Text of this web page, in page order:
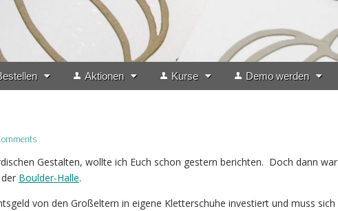
Aktionen Kurse Demo werden
Gestalten, wollte ich Euch schon gestern berichten. Doch dann war
Boulder-Halle.
von den Großeltern in eigene Kletterschuhe investiert und muss sich